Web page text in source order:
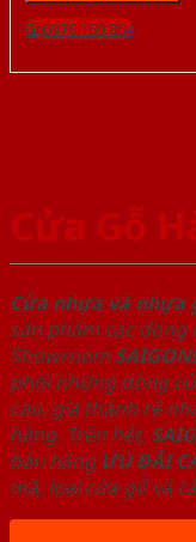
Gọi 0976.169.864
Cửa Gỗ
Cửa nhựa và nhựa
sản phẩm các
Showroom
phối những dòng
cao, giá thành rẻ
hàng. Trên hết,
bán hàng ƯU ĐÃI
mã, loại cửa gỗ và